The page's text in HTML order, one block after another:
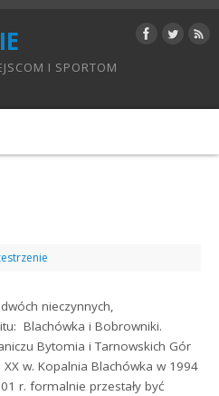
I SPORTOM
nieczynnych,
Blachówka i Bobrowniki.
Bytomia i Tarnowskich Gór
w. Kopalnia Blachówka w 1994
r. formalnie przestały być